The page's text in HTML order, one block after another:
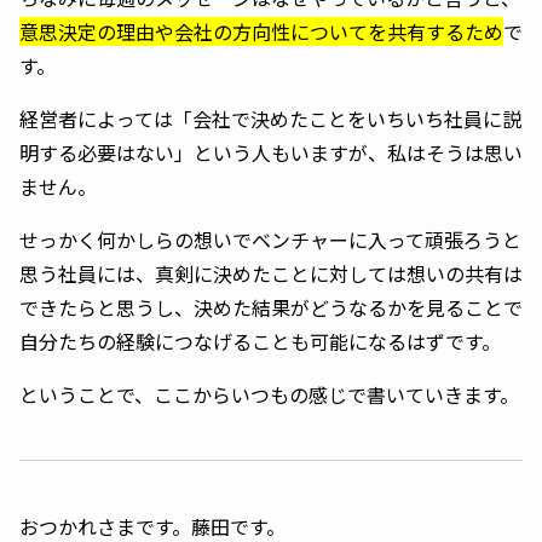
意思決定の理由や会社の方向性についてを共有するためで
す。
経営者によっては「会社で決めたことをいちいち社員に説
明する必要はない」という人もいますが、私はそうは思い
ません。
せっかく何かしらの想いでベンチャーに入って頑張ろうと
思う社員には、真剣に決めたことに対しては想いの共有は
できたらと思うし、決めた結果がどうなるかを見ることで
自分たちの経験につなげることも可能になるはずです。
ということで、ここからいつもの感じで書いていきます。
おつかれさまです。藤田です。